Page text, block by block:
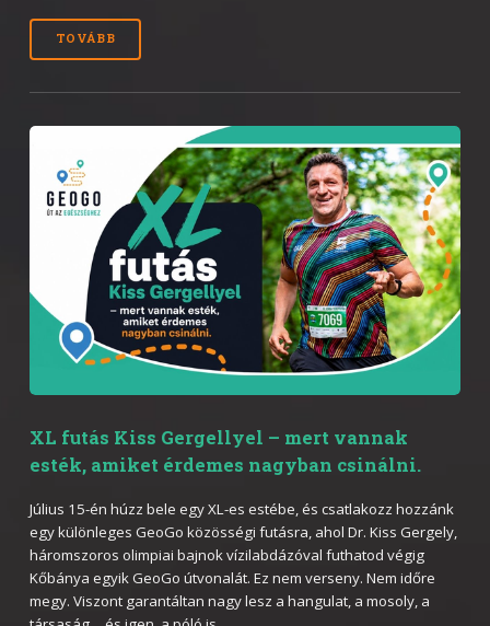
TOVÁBB
XL futás Kiss Gergellyel – mert vannak
esték, amiket érdemes nagyban csinálni.
Július 15-én húzz bele egy XL-es estébe, és csatlakozz hozzánk
egy különleges GeoGo közösségi futásra, ahol Dr. Kiss Gergely,
háromszoros olimpiai bajnok vízilabdázóval futhatod végig
Kőbánya egyik GeoGo útvonalát. Ez nem verseny. Nem időre
megy. Viszont garantáltan nagy lesz a hangulat, a mosoly, a